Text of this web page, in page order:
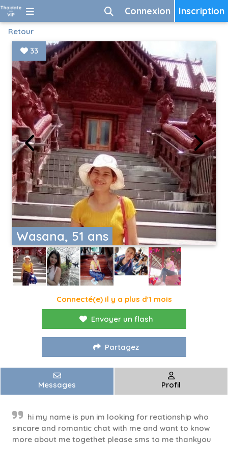
Inscription
Connexion
Retour
Wasana, 51 ans
33
Connecté(e) il y a plus d'1 mois
Envoyer un flash
Partagez
Messages Profil
hi my name is pun im looking for reationship who
sincare and romantic chat with me and want to know
more about me togethet please sms to me thankyou